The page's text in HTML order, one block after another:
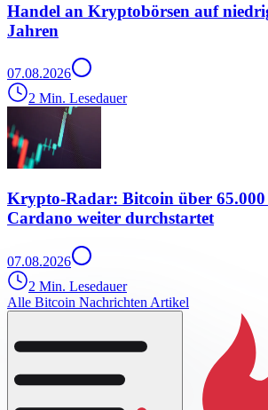
Handel an Kryptobörsen auf
Jahren
07.08.2026
2 Min. Lesedauer
Krypto-Radar: Bitcoin über
Cardano weiter durchstartet
07.08.2026
2 Min. Lesedauer
Alle Bitcoin Nachrichten Artikel